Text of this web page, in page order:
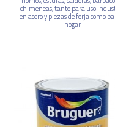
chimeneas, tanto para uso
en acero y piezas de forja como
hogar.